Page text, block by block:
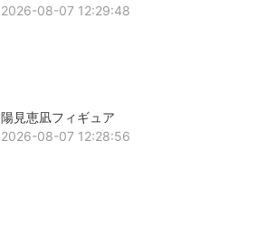
2026-08-07 12:29:48
陽見恵凪フィギュア
2026-08-07 12:28:56